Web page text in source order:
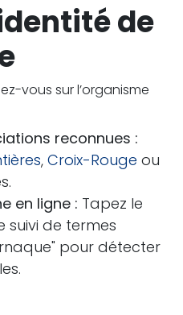
de
vous sur l’organisme
reconnues :
, Croix-Rouge ou
en ligne : Tapez le
suivi de termes
pour détecter